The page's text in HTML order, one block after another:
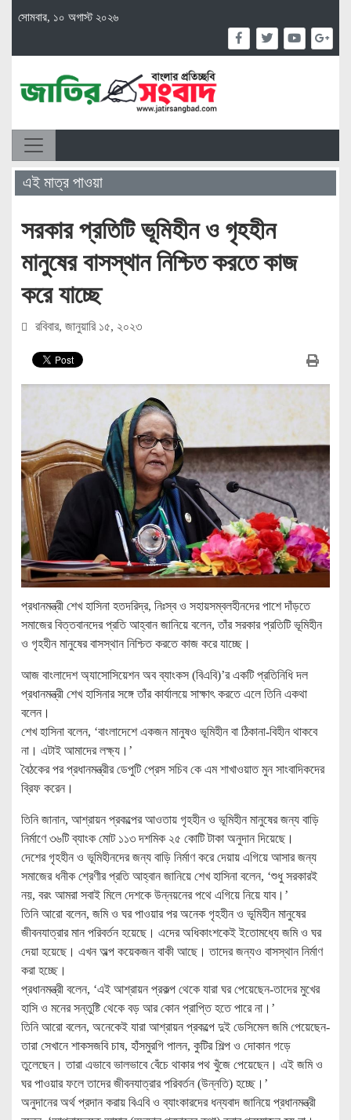
সোমবার, ১০ অগাস্ট ২০২৬
এই মাত্র পাওয়া
সরকার প্রতিটি ভূমিহীন ও গৃহহীন
মানুষের বাসস্থান নিশ্চিত করতে কাজ
করে যাচ্ছে
রবিবার, জানুয়ারি ১৫, ২০২৩
প্রধানমন্ত্রী শেখ হাসিনা হতদরিদ্র, নিঃস্ব ও সহায়সম্বলহীনদের পাশে দাঁড়তে
সমাজের বিত্তবানদের প্রতি আহ্বান জানিয়ে বলেন, তাঁর সরকার প্রতিটি ভূমিহীন
ও গৃহহীন মানুষের বাসস্থান নিশ্চিত করতে কাজ করে যাচ্ছে।
আজ বাংলাদেশ অ্যাসোসিয়েশন অব ব্যাংকস (বিএবি)’র একটি প্রতিনিধি দল
প্রধানমন্ত্রী শেখ হাসিনার সঙ্গে তাঁর কার্যালয়ে সাক্ষাৎ করতে এলে তিনি একথা
বলেন।
শেখ হাসিনা বলেন, ‘বাংলাদেশে একজন মানুষও ভূমিহীন বা ঠিকানা-বিহীন থাকবে
না। এটাই আমাদের লক্ষ্য।’
বৈঠকের পর প্রধানমন্ত্রীর ডেপুটি প্রেস সচিব কে এম শাখাওয়াত মুন সাংবাদিকদের
ব্রিফ করেন।
তিনি জানান, আশ্রায়ন প্রকল্পের আওতায় গৃহহীন ও ভূমিহীন মানুষের জন্য বাড়ি
নির্মাণে ৩৬টি ব্যাংক মোট ১১৩ দশমিক ২৫ কোটি টাকা অনুদান দিয়েছে।
দেশের গৃহহীন ও ভূমিহীনদের জন্য বাড়ি নির্মাণ করে দেয়ায় এগিয়ে আসার জন্য
সমাজের ধনীক শ্রেণীর প্রতি আহ্বান জানিয়ে শেখ হাসিনা বলেন, ‘শুধু সরকারই
নয়, বরং আমরা সবাই মিলে দেশকে উন্নয়নের পথে এগিয়ে নিয়ে যাব।’
তিনি আরো বলেন, জমি ও ঘর পাওয়ার পর অনেক গৃহহীন ও ভূমিহীন মানুষের
জীবনযাত্রার মান পরিবর্তন হয়েছে। এদের অধিকাংশকেই ইতোমধ্যে জমি ও ঘর
দেয়া হয়েছে। এখন অল্প কয়েকজন বাকী আছে। তাদের জন্যও বাসস্থান নির্মাণ
করা হচ্ছে।
প্রধানমন্ত্রী বলেন, ‘এই আশ্রায়ন প্রকল্প থেকে যারা ঘর পেয়েছেন-তাদের মুখের
হাসি ও মনের সন্তুষ্টি থেকে বড় আর কোন প্রাপ্তি হতে পারে না।’
তিনি আরো বলেন, অনেকেই যারা আশ্রায়ন প্রকল্পে দুই ডেসিমেল জমি পেয়েছেন-
তারা সেখানে শাকসজবি চাষ, হাঁসমুরগি পালন, কুটির শিল্প ও দোকান গড়ে
তুলেছেন। তারা এভাবে ভালভাবে বেঁচে থাকার পথ খুঁজে পেয়েছেন। এই জমি ও
ঘর পাওয়ার ফলে তাদের জীবনযাত্রার পরিবর্তন (উন্নতি) হচ্ছে।’
অনুদানের অর্থ প্রদান করায় বিএবি ও ব্যাংকারদের ধন্যবাদ জানিয়ে প্রধানমন্ত্রী